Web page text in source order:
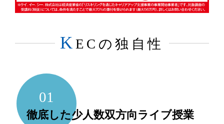
K ECの独自性
01
徹底した少人数双方向ライブ授業